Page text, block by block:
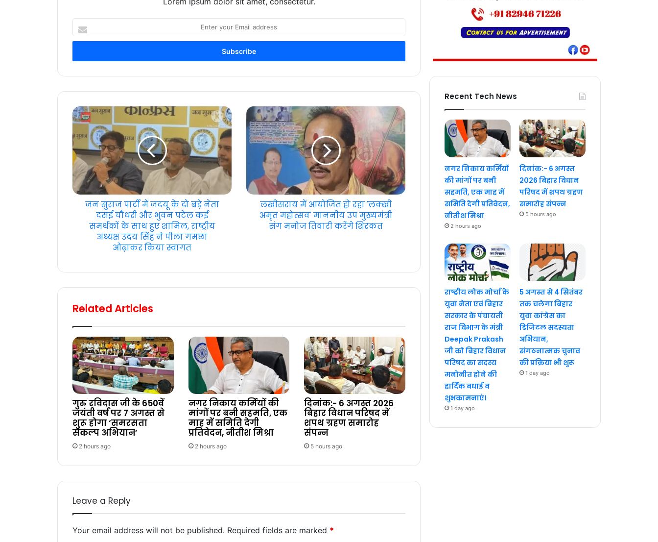
your
address
जन सुराज पार्टी में जदयू के दो बड़े नेता
दसई चौधरी और भुवन पटेल कई
समर्थकों के साथ हुए शामिल, राष्ट्रीय
अध्यक्ष उदय सिंह ने पीला गमछा
ओढ़ाकर किया स्वागत
लखीसराय में आयोजित हो रहा 'लक्खी
अमृत महोत्सव' माननीय उप मुख्यमंत्री
संग मनोज तिवारी करेंगे शिरकत
Related Articles
गुरु रविदास जी के 650वें
जयंती वर्ष पर 7 अगस्त से
शुरू होगा ‘समरसता
संकल्प अभियान’
2 hours ago
नगर निकाय कर्मियों की
मांगों पर बनी सहमति, एक
माह में समिति देगी
प्रतिवेदन, नीतीश मिश्रा
2 hours ago
दिनांक:- 6 अगस्त 2026
बिहार विधान परिषद में
शपथ ग्रहण समारोह
संपन्न
5 hours ago
Leave a Reply
Your email address will not be published. Required fields are marked *
Recent Tech News
नगर निकाय कर्मियों
की मांगों पर बनी
सहमति, एक माह में
समिति देगी प्रतिवेदन,
नीतीश मिश्रा
2 hours ago
दिनांक:- 6 अगस्त
2026 बिहार विधान
परिषद में शपथ ग्रहण
समारोह संपन्न
5 hours ago
राष्ट्रीय लोक मोर्चा के
युवा नेता एवं बिहार
सरकार के पंचायती
राज विभाग के मंत्री
Deepak Prakash
जी को बिहार विधान
परिषद का सदस्य
मनोनीत होने की
हार्दिक बधाई व
शुभकामनाएं।
1 day ago
5 अगस्त से 4 सितंबर
तक चलेगा बिहार
युवा कांग्रेस का
डिजिटल सदस्यता
अभियान,
संगठनात्मक चुनाव
की प्रक्रिया भी शुरू
1 day ago